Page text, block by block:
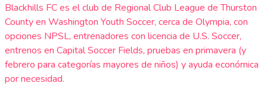
Blackhills FC es el club de Regional Club League de Thurston
County en Washington Youth Soccer, cerca de Olympia, con
opciones NPSL, entrenadores con licencia de U.S. Soccer,
entrenos en Capital Soccer Fields, pruebas en primavera (y
febrero para categorías mayores de niños) y ayuda económica
por necesidad.